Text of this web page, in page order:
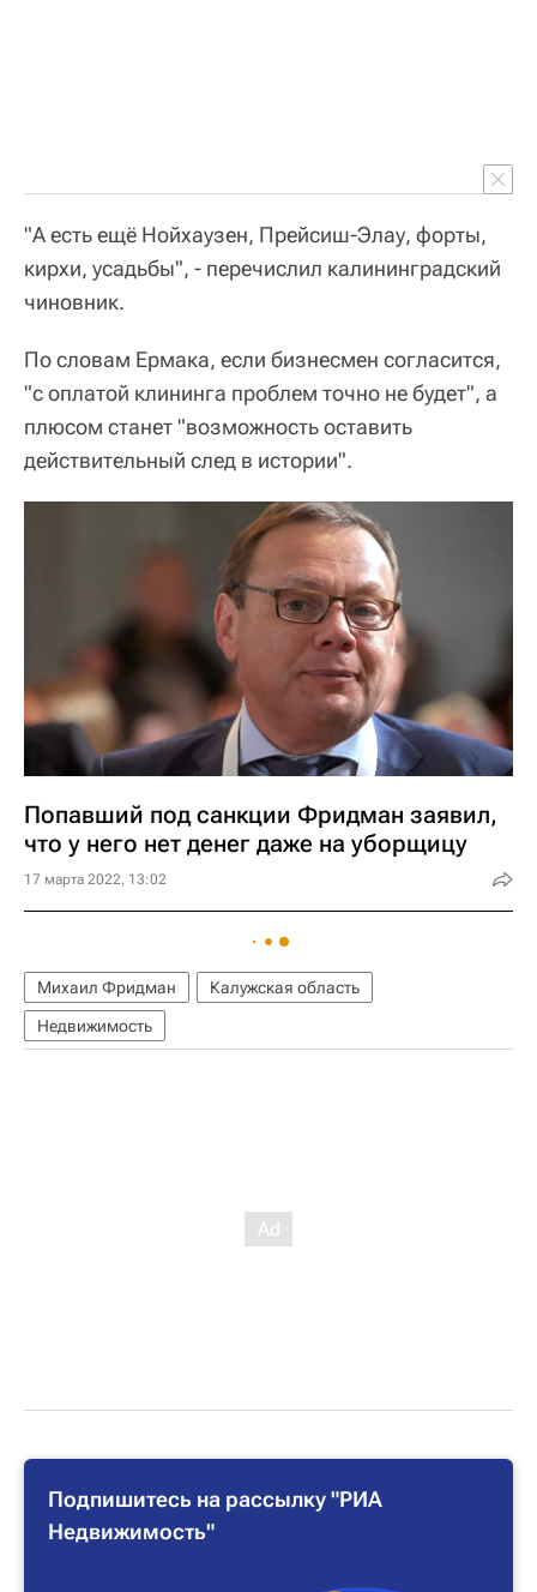
"А есть ещё Нойхаузен, Прейсиш-Элау, форты,
кирхи, усадьбы", - перечислил калининградский
чиновник.
По словам Ермака, если бизнесмен согласится,
"с оплатой клининга проблем точно не будет", а
плюсом станет "возможность оставить
действительный след в истории".
Попавший под санкции Фридман заявил,
что у него нет денег даже на уборщицу
17 марта 2022, 13:02
Михаил Фридман
Калужская область
Недвижимость
Подпишитесь на рассылку "РИА
Недвижимость"